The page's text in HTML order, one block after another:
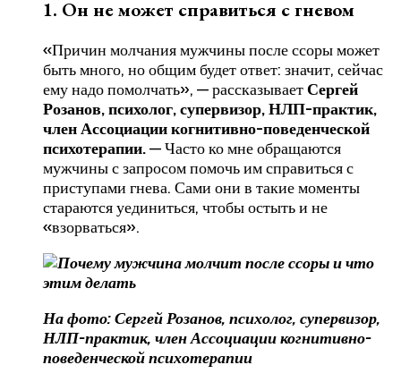
1. Он не может справиться с гневом
«Причин молчания мужчины после ссоры может
быть много, но общим будет ответ: значит, сейчас
ему надо помолчать», — рассказываетСергей
Розанов, психолог, супервизор, НЛП-практик,
член Ассоциации когнитивно-поведенческой
психотерапии.— Часто ко мне обращаются
мужчины с запросом помочь им справиться с
приступами гнева. Сами они в такие моменты
стараются уединиться, чтобы остыть и не
«взорваться».
На фото: Сергей Розанов, психолог, супервизор,
НЛП-практик, член Ассоциации когнитивно-
поведенческой психотерапии